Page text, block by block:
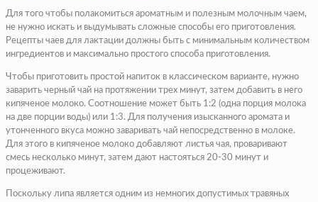
Для того чтобы полакомиться ароматным и полезным молочным чаем,
не нужно искать и выдумывать сложные способы его приготовления.
Рецепты чаев для лактации должны быть с минимальным количеством
ингредиентов и максимально простого способа приготовления.
Чтобы приготовить простой напиток в классическом варианте, нужно
заварить черный чай на протяжении трех минут, затем добавить в него
кипяченое молоко. Соотношение может быть 1:2 (одна порция молока
на две порции воды) или 1:3. Для получения изысканного аромата и
утонченного вкуса можно заваривать чай непосредственно в молоке.
Для этого в кипяченое молоко добавляют листья чая, проваривают
смесь несколько минут, затем дают настояться 20-30 минут и
процеживают.
Поскольку липа является одним из немногих допустимых травяных